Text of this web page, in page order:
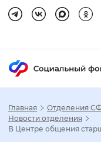
Главная Отделения
Новости отделения
В Центре общения